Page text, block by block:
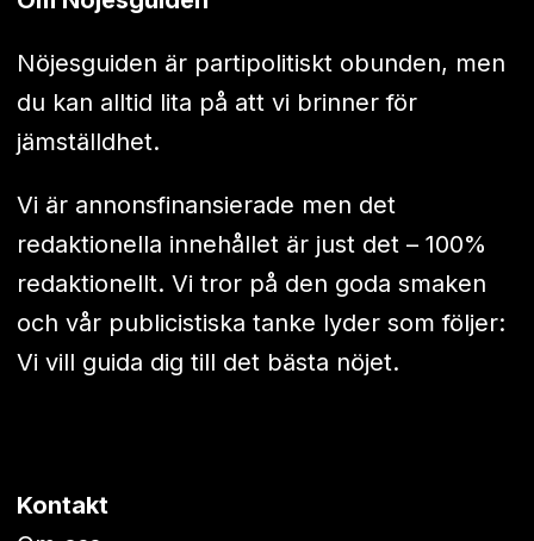
Nöjesguiden är partipolitiskt obunden, men
du kan alltid lita på att vi brinner för
jämställdhet.
Vi är annonsfinansierade men det
redaktionella innehållet är just det – 100%
redaktionellt. Vi tror på den goda smaken
och vår publicistiska tanke lyder som följer:
Vi vill guida dig till det bästa nöjet.
Kontakt